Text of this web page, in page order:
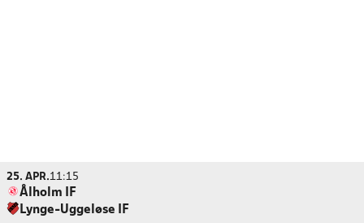
25. APR.11:15
Ålholm IF
Lynge-Uggeløse IF